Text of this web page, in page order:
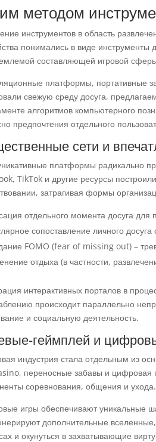
методом
инструментов в область
понимались в виде
составляющей игровой
платформы, портативные
свежую среду досуга,
алгоритмов компьютерного
предпочтения отдельного
сети и
платформы радикально
TikTok и другие ресурсы
затрагивая формы
отдельного момента досуга
сопоставление личного
FOMO (fear of missing out) –
отдыха (в частности,
интерактивных порталов в
происходит параллельно
и социальную деятельность.
геймплей и
индустрия стала отдельным из
переносные забавы и цифровая
соревнования, общения и ухода.
игры обеспечивают уникальные
дополнительные
и окунуться в захватывающие